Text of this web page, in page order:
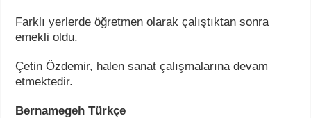
Farklı yerlerde öğretmen olarak çalıştıktan sonra
emekli oldu.
Çetin Özdemir, halen sanat çalışmalarına devam
etmektedir.
Bernamegeh Türkçe